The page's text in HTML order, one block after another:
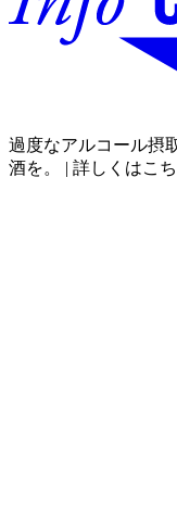
過度なアルコール摂
酒を。 | 詳しくはこ